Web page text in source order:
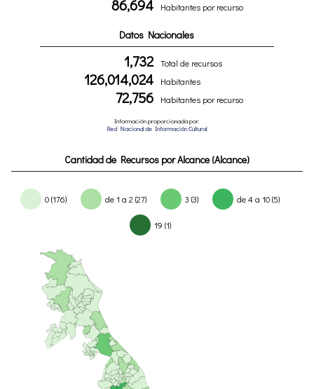
86,694 Habitantes por recurso
Datos Nacionales
1,732 Total de recursos
126,014,024 Habitantes
72,756 Habitantes por recurso
Información proporcionada por:
Red Nacional de Información Cultural
Cantidad de Recursos por Alcance (Alcance)
0 (176) de 1 a 2 (27) 3 (3) de 4 a 10 (5)
19 (1)